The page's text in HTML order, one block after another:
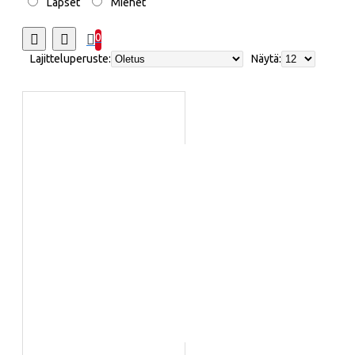
0
Lajitteluperuste:
Näytä: